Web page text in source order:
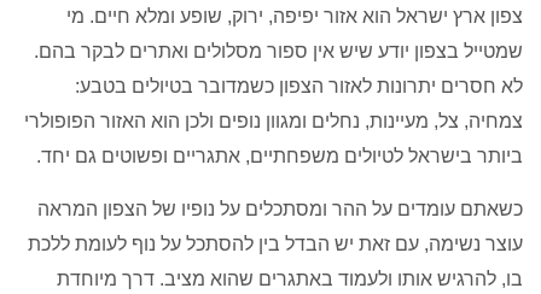
צפון ארץ ישראל הוא אזור יפיפה, ירוק, שופע ומלא חיים. מי
שמטייל בצפון יודע שיש אין ספור מסלולים ואתרים לבקר בהם.
לא חסרים יתרונות לאזור הצפון כשמדובר בטיולים בטבע:
צמחיה, צל, מעיינות, נחלים ומגוון נופים ולכן הוא האזור הפופולרי
ביותר בישראל לטיולים משפחתיים, אתגריים ופשוטים גם יחד.
כשאתם עומדים על ההר ומסתכלים על נופיו של הצפון המראה
עוצר נשימה, עם זאת יש הבדל בין להסתכל על נוף לעומת ללכת
בו, להרגיש אותו ולעמוד באתגרים שהוא מציב. דרך מיוחדת